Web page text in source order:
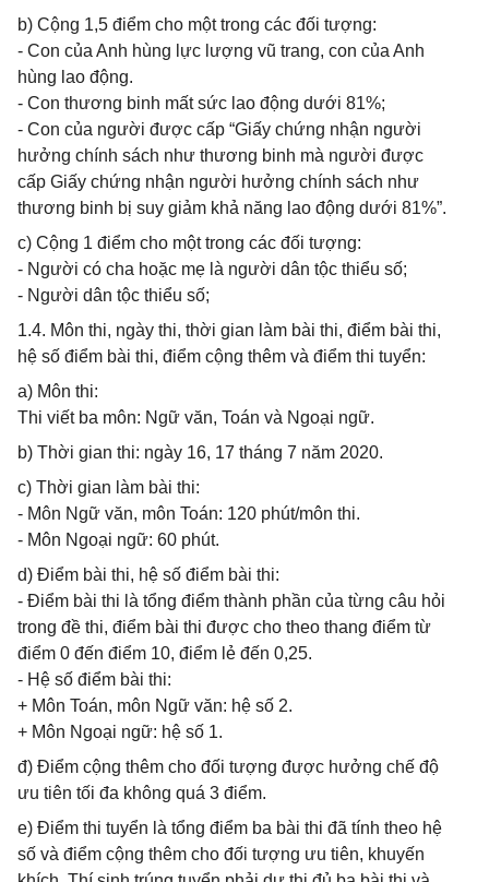
b) Cộng 1,5 điểm cho một trong các đối tượng:
- Con của Anh hùng lực lượng vũ trang, con của Anh
hùng lao động.
- Con thương binh mất sức lao động dưới 81%;
- Con của người được cấp “Giấy chứng nhận người
hưởng chính sách như thương binh mà người được
cấp Giấy chứng nhận người hưởng chính sách như
thương binh bị suy giảm khả năng lao động dưới 81%”.
c) Cộng 1 điểm cho một trong các đối tượng:
- Người có cha hoặc mẹ là người dân tộc thiểu số;
- Người dân tộc thiểu số;
1.4. Môn thi, ngày thi, thời gian làm bài thi, điểm bài thi,
hệ số điểm bài thi, điểm cộng thêm và điểm thi tuyển:
a) Môn thi:
Thi viết ba môn: Ngữ văn, Toán và Ngoại ngữ.
b) Thời gian thi: ngày 16, 17 tháng 7 năm 2020.
c) Thời gian làm bài thi:
- Môn Ngữ văn, môn Toán: 120 phút/môn thi.
- Môn Ngoại ngữ: 60 phút.
d) Điểm bài thi, hệ số điểm bài thi:
- Điểm bài thi là tổng điểm thành phần của từng câu hỏi
trong đề thi, điểm bài thi được cho theo thang điểm từ
điểm 0 đến điểm 10, điểm lẻ đến 0,25.
- Hệ số điểm bài thi:
+ Môn Toán, môn Ngữ văn: hệ số 2.
+ Môn Ngoại ngữ: hệ số 1.
đ) Điểm cộng thêm cho đối tượng được hưởng chế độ
ưu tiên tối đa không quá 3 điểm.
e) Điểm thi tuyển là tổng điểm ba bài thi đã tính theo hệ
số và điểm cộng thêm cho đối tượng ưu tiên, khuyến